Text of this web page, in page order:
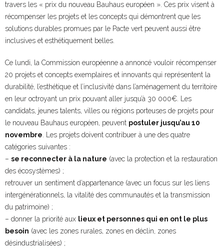
travers les « prix du nouveau Bauhaus européen ». Ces prix visent à
récompenser les projets et les concepts qui démontrent que les
solutions durables promues par le Pacte vert peuvent aussi être
inclusives et esthétiquement belles.
Ce lundi, la Commission européenne a annoncé vouloir récompenser
20 projets et concepts exemplaires et innovants qui représentent la
durabilité, l’esthétique et l’inclusivité dans l’aménagement du territoire
en leur octroyant un prix pouvant aller jusqu’à 30 000€. Les
candidats, jeunes talents, villes ou régions porteuses de projets pour
le nouveau Bauhaus européen, peuvent postuler jusqu’au 10
novembre . Les projets doivent contribuer à une des quatre
catégories suivantes :
– se reconnecter à la nature (avec la protection et la restauration
des écosystèmes) ;
retrouver un sentiment d’appartenance (avec un focus sur les liens
intergénérationnels, la vitalité des communautés et la transmission
du patrimoine) ;
– donner la priorité aux lieux et personnes qui en ont le plus
besoin (avec les zones rurales, zones en déclin, zones
désindustrialisées) ;